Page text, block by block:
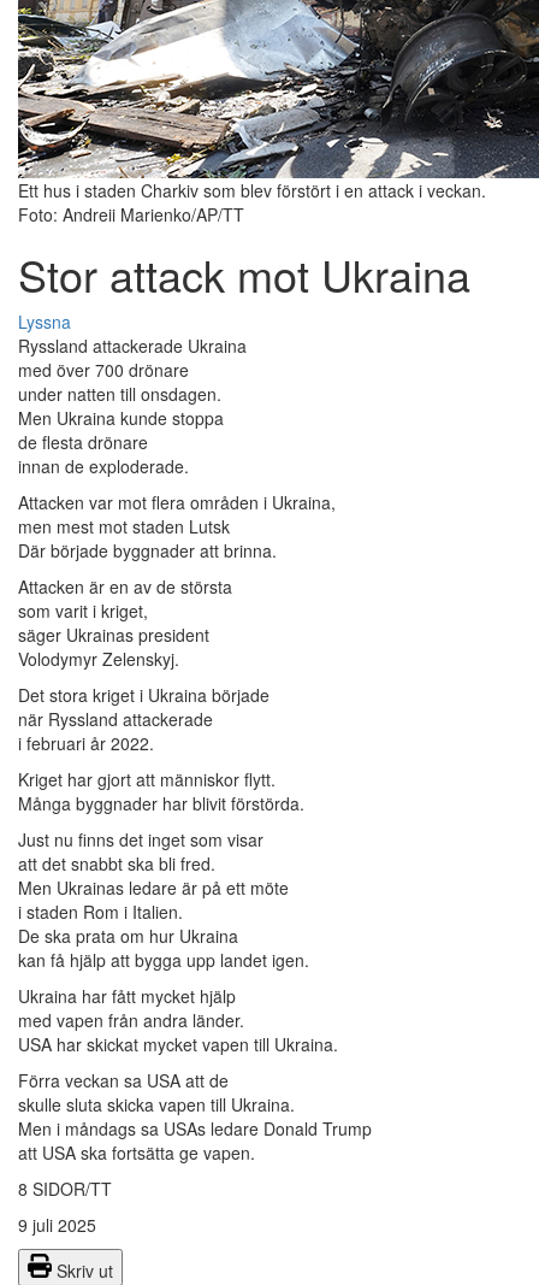
Ett hus i staden Charkiv som blev förstört i en attack i veckan.
Foto: Andreii Marienko/AP/TT
Stor attack mot Ukraina
Lyssna
Ryssland attackerade Ukraina
med över 700 drönare
under natten till onsdagen.
Men Ukraina kunde stoppa
de flesta drönare
innan de exploderade.
Attacken var mot flera områden i Ukraina,
men mest mot staden Lutsk
Där började byggnader att brinna.
Attacken är en av de största
som varit i kriget,
säger Ukrainas president
Volodymyr Zelenskyj.
Det stora kriget i Ukraina började
när Ryssland attackerade
i februari år 2022.
Kriget har gjort att människor flytt.
Många byggnader har blivit förstörda.
Just nu finns det inget som visar
att det snabbt ska bli fred.
Men Ukrainas ledare är på ett möte
i staden Rom i Italien.
De ska prata om hur Ukraina
kan få hjälp att bygga upp landet igen.
Ukraina har fått mycket hjälp
med vapen från andra länder.
USA har skickat mycket vapen till Ukraina.
Förra veckan sa USA att de
skulle sluta skicka vapen till Ukraina.
Men i måndags sa USAs ledare Donald Trump
att USA ska fortsätta ge vapen.
8 SIDOR/TT
9 juli 2025
Skriv ut